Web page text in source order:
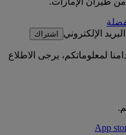
الإلكتروني
اشتراك
لمعلوماتكم، يرجى الاطلاع